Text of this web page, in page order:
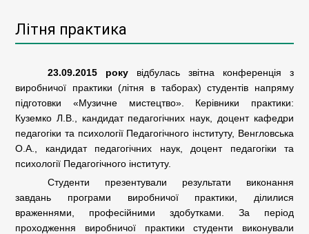
Літня практика
23.09.2015 року
відбулась звітна конференція з
виробничої практики (літня в таборах) студентів напряму
підготовки «Музичне мистецтво». Керівники практики:
Куземко Л.В., кандидат педагогічних наук, доцент кафедри
педагогіки та психології Педагогічного інституту, Венгловська
О.А., кандидат педагогічних наук, доцент педагогіки та
психології Педагогічного інституту.
Cтуденти презентували результати виконання
завдань програми виробничої практики, ділилися
враженнями, професійними здобутками. За період
проходження виробничої практики студенти виконували